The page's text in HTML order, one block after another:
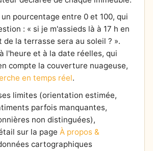
pourcentage entre 0 et 100, qui
: « si je m'assieds là à 17 h en
la terrasse sera au soleil ? ».
l'heure et à la date réelles, qui
compte la couverture nuageuse,
en temps réel.
limites (orientation estimée,
parfois manquantes,
non distinguées),
sur la page À propos &
cartographiques